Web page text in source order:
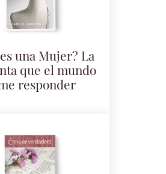
una Mujer? La
que el mundo
responder